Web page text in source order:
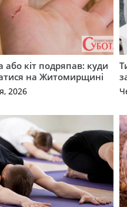
або кіт подряпав: куди
на Житомирщині
2026